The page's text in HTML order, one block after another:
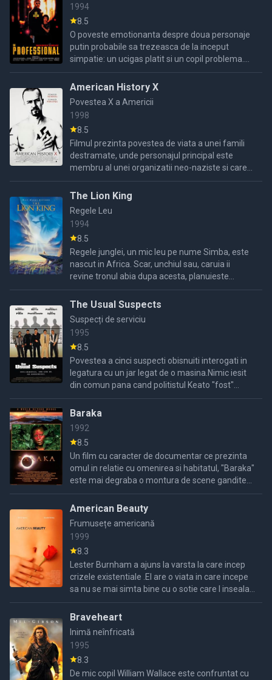
1994
8.5
O poveste emotionanta despre doua personaje
putin probabile sa trezeasca de la inceput
simpatie: un ucigas platit si un copil problema.
Iata insa ca, multumita regizorului Luc Beson,
dar si a ...
American History X
Povestea X a Americii
1998
8.5
Filmul prezinta povestea de viata a unei famili
destramate, unde personajul principal este
membru al unei organizatii neo-naziste si care
este fara voia sa mama, tata, frate pentru
fratele sau mai
The Lion King
Regele Leu
1994
8.5
Regele junglei, un mic leu pe nume Simba, este
nascut in Africa. Scar, unchiul sau, caruia ii
revine tronul abia dupa acesta, planuieste
impreuna cu hienele sa-l omoare pe rege si pe
micul print, ...
The Usual Suspects
Suspecți de serviciu
1995
8.5
Povestea a cinci suspecti obisnuiti interogati in
legatura cu un jar legat de o masina.Nimic iesit
din comun pana cand politistul Keato "fost"
escroc devine nemultumit de situatie.Apare in
scena ...
Baraka
1992
8.5
Un film cu caracter de documentar ce prezinta
omul in relatie cu omenirea si habitatul, "Baraka"
este mai degraba o montura de scene gandite
ca si punerea la punct a fotografiilor.
American Beauty
Frumusețe americană
1999
8.3
Lester Burnham a ajuns la varsta la care incep
crizele existentiale .El are o viata in care incepe
sa nu se mai simta bine cu o sotie care l inseala,
o fica rebela , reunta la slujba sa de la ...
Braveheart
Inimă neînfricată
1995
8.3
De mic copil William Wallace este confruntat cu